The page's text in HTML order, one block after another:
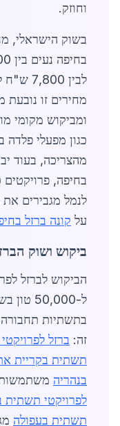
וחוזק.
בשוק הישראלי,
לבין
מחירים זו נובעת
ומביקוש מקומי
מהצריכה, בעוד
לנמל מגבירים את
על קונה ברזל
ביקוש ושוק
הביקוש לברזל
ל-
בתשתיות
זה: ברזל
תשתית בקריית
בנהריה משתמשות
לפרויקטי
תשתית בעפולה